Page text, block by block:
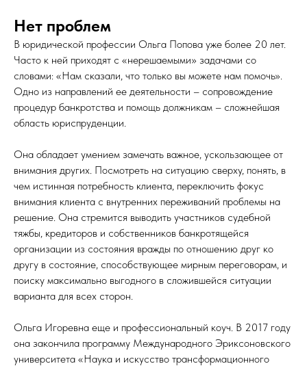
Нет проблем
В юридической профессии Ольга Попова уже более 20 лет.
Часто к ней приходят с «нерешаемыми» задачами со
словами: «Нам сказали, что только вы можете нам помочь».
Одно из направлений ее деятельности – сопровождение
процедур банкротства и помощь должникам – сложнейшая
область юриспруденции.
Она обладает умением замечать важное, ускользающее от
внимания других. Посмотреть на ситуацию сверху, понять, в
чем истинная потребность клиента, переключить фокус
внимания клиента с внутренних переживаний проблемы на
решение. Она стремится выводить участников судебной
тяжбы, кредиторов и собственников банкротящейся
организации из состояния вражды по отношению друг ко
другу в состояние, способствующее мирным переговорам, и
поиску максимально выгодного в сложившейся ситуации
варианта для всех сторон.
Ольга Игоревна еще и профессиональный коуч. В 2017 году
она закончила программу Международного Эриксоновского
университета «Наука и искусство трансформационного